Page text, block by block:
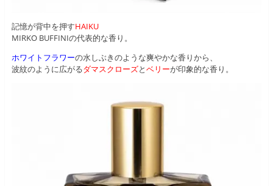
記憶が背中を押すHAIKU
MIRKO BUFFINIの代表的な香り。
ホワイトフラワーの水しぶきのような爽やかな香りから、
波紋のように広がるダマスクローズとベリーが印象的な香り。